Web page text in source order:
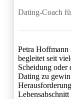
Dating-Coach
Petra
begleitet seit
Scheidung oder
Dating zu